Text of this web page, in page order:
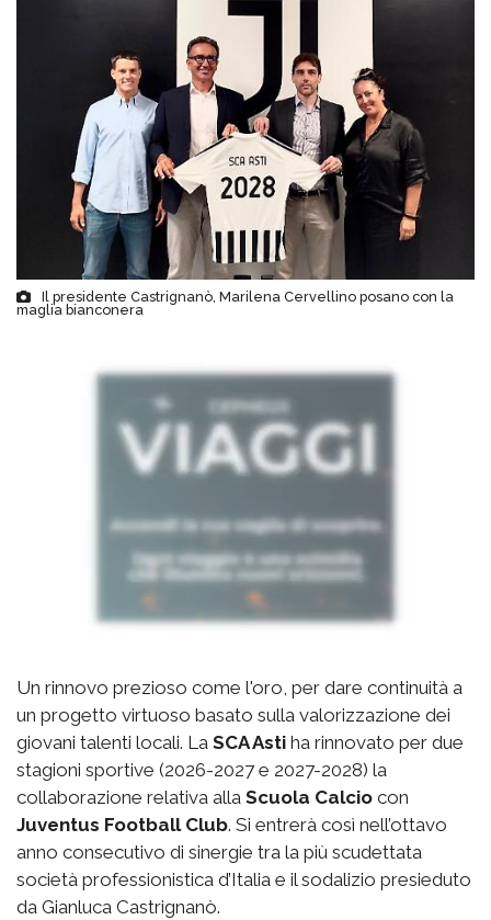
Il presidente Castrignanò, Marilena Cervellino posano con la
maglia bianconera
Un rinnovo prezioso come l'oro, per dare continuità a
un progetto virtuoso basato sulla valorizzazione dei
giovani talenti locali. La SCA Asti ha rinnovato per due
stagioni sportive (2026-2027 e 2027-2028) la
collaborazione relativa alla Scuola Calcio con
Juventus Football Club. Si entrerà così nell’ottavo
anno consecutivo di sinergie tra la più scudettata
società professionistica d’Italia e il sodalizio presieduto
da Gianluca Castrignanò.